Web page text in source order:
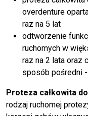
overdenture
raz na 5 lat
odtworzenie
ruchomych w
raz na 2 lata oraz
sposób pośredni
Proteza całkowita
rodzaj ruchomej